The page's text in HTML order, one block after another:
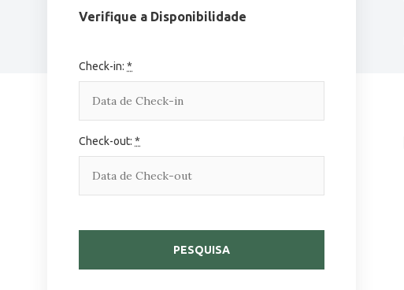
Verifique a Disponibilidade
Check-in: *
Check-out: *